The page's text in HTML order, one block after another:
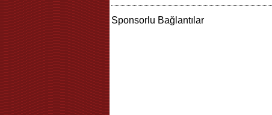
Sponsorlu Bağlantılar